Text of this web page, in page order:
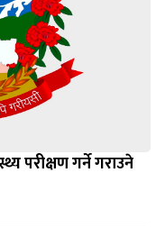
परीक्षण गर्ने गराउने